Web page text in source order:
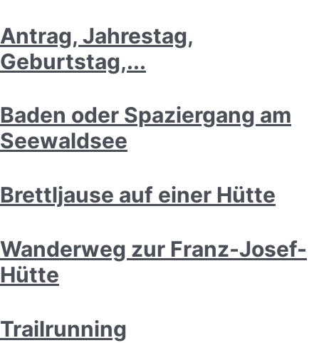
Antrag, Jahrestag,
Geburtstag,...
Baden oder Spaziergang am
Seewaldsee
Brettljause auf einer Hütte
Wanderweg zur Franz-Josef-
Hütte
Trailrunning